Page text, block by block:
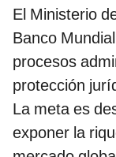
El Ministerio
Banco
procesos
protección
La meta es
exponer la